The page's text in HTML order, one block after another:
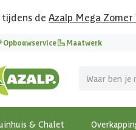
tijdens de Azalp Mega Zomer
Opbouwservice Maatwerk
& Chalet